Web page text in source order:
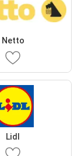
Netto
Lidl